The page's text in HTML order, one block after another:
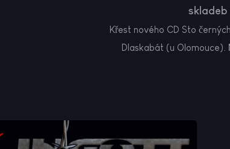
Křest nového CD Sto
Dlaskabát (u Olomouce).